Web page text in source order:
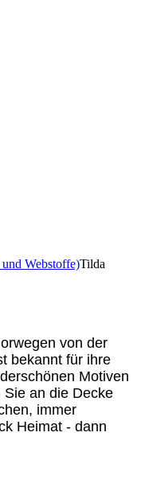
Webstoffe)Tilda
von der
bekannt für ihre
Motiven
an die Decke
immer
Heimat - dann